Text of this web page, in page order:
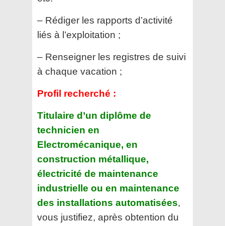
– Rédiger les rapports d’activité
liés à l’exploitation ;
– Renseigner les registres de suivi
à chaque vacation ;
Profil recherché :
Titulaire d’un diplôme de
technicien en
Electromécanique, en
construction métallique,
électricité de maintenance
industrielle ou en maintenance
des installations automatisées,
vous justifiez, après obtention du